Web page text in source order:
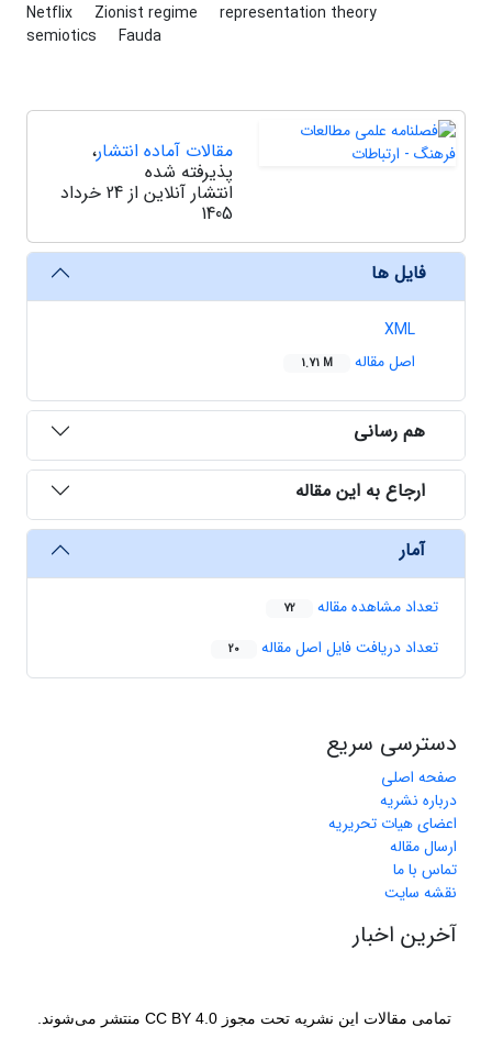
Netflix Zionist regime
representation theory
semiotics
Fauda
مقالات آماده انتشار،
پذیرفته شده
انتشار آنلاین از 24 خرداد
1405
فایل ها
XML
اصل مقاله
1.71 M
هم رسانی
ارجاع به این مقاله
آمار
تعداد مشاهده مقاله 72
تعداد دریافت فایل اصل مقاله 20
دسترسی سریع
صفحه اصلی
درباره نشریه
اعضای هیات تحریریه
ارسال مقاله
تماس با ما
نقشه سایت
آخرین اخبار
تمامی مقالات این نشریه تحت مجوز CC BY 4.0 منتشر می‌شوند.